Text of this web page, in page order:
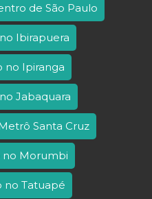
de São Paulo
Ibirapuera
no Ipiranga
Jabaquara
Santa Cruz
Morumbi
Tatuapé